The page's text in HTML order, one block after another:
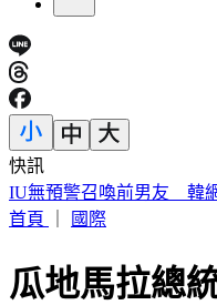
快訊
快訊／財神爺不在家 威
首頁
國際
瓜地馬拉總